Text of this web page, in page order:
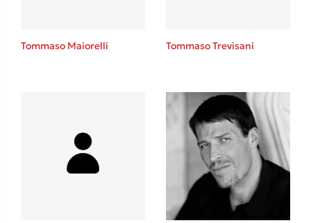
Tommaso Maiorelli Tommaso Trevisani